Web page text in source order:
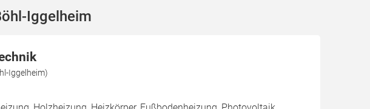
Iggelheim
Iggelheim)